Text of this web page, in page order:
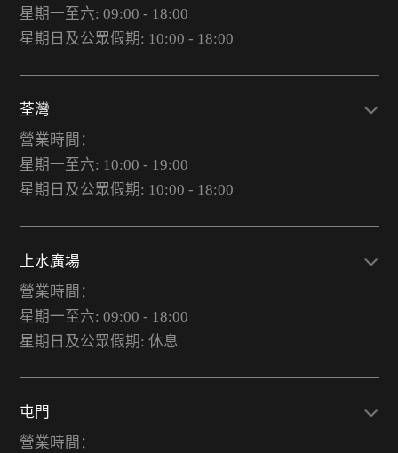
星期一至六: 09:00 - 18:00
星期日及公眾假期: 10:00 - 18:00
荃灣
營業時間：
星期一至六: 10:00 - 19:00
星期日及公眾假期: 10:00 - 18:00
上水廣場
營業時間：
星期一至六: 09:00 - 18:00
星期日及公眾假期: 休息
屯門
營業時間：